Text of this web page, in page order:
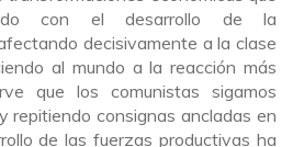
con el desarrollo de la
decisivamente a la clase
al mundo a la reacción más
que los comunistas sigamos
repitiendo consignas ancladas en
de las fuerzas productivas ha